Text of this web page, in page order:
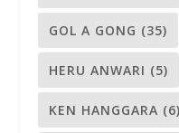
GOL A GONG (35)
HERU ANWARI (5)
KEN HANGGARA (6)